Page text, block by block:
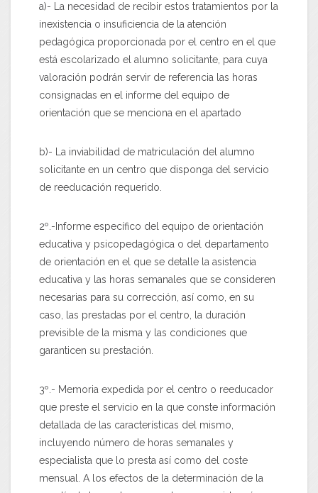
a)- La necesidad de recibir estos tratamientos por la
inexistencia o insuficiencia de la atención
pedagógica proporcionada por el centro en el que
está escolarizado el alumno solicitante, para cuya
valoración podrán servir de referencia las horas
consignadas en el informe del equipo de
orientación que se menciona en el apartado
b)- La inviabilidad de matriculación del alumno
solicitante en un centro que disponga del servicio
de reeducación requerido.
2º.-Informe específico del equipo de orientación
educativa y psicopedagógica o del departamento
de orientación en el que se detalle la asistencia
educativa y las horas semanales que se consideren
necesarias para su corrección, así como, en su
caso, las prestadas por el centro, la duración
previsible de la misma y las condiciones que
garanticen su prestación.
3º.- Memoria expedida por el centro o reeducador
que preste el servicio en la que conste información
detallada de las características del mismo,
incluyendo número de horas semanales y
especialista que lo presta así como del coste
mensual. A los efectos de la determinación de la